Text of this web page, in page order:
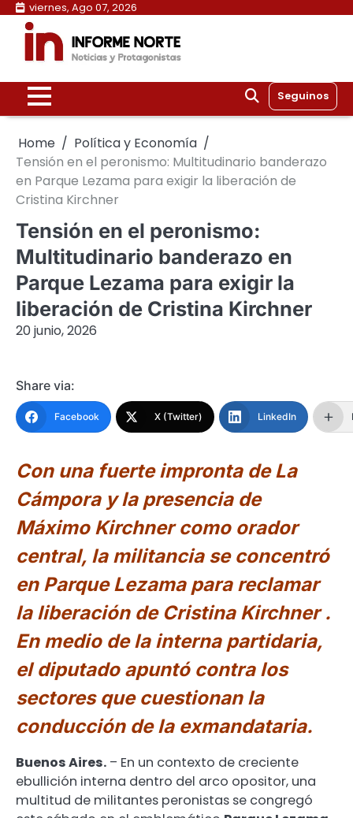
Skip
content
viernes, Ago 07, 2026
Seguinos
Home
Política y Economía
Tensión en el peronismo: Multitudinario banderazo
en Parque Lezama para exigir la liberación de
Cristina Kirchner
Tensión en el peronismo:
Multitudinario banderazo en
Parque Lezama para exigir la
liberación de Cristina Kirchner
20 junio, 2026
Share via:
Facebook X (Twitter) LinkedIn
Con una fuerte impronta de La
Cámpora y la presencia de
Máximo Kirchner como orador
central, la militancia se concentró
en Parque Lezama para reclamar
la liberación de Cristina Kirchner .
En medio de la interna partidaria,
el diputado apuntó contra los
sectores que cuestionan la
conducción de la exmandataria.
Buenos Aires. – En un contexto de creciente
ebullición interna dentro del arco opositor, una
multitud de militantes peronistas se congregó